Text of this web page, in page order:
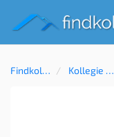
Findkollegie Kollegie til leje